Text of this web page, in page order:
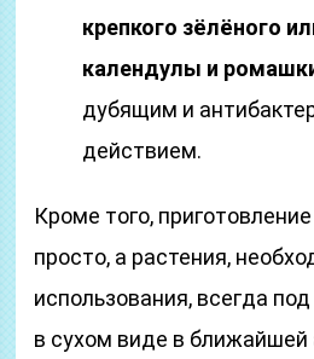
крепкого зёлёного
календулы и
дубящим и
действием.
Кроме того,
просто, а растения,
использования, всегда
в сухом виде в ближайшей